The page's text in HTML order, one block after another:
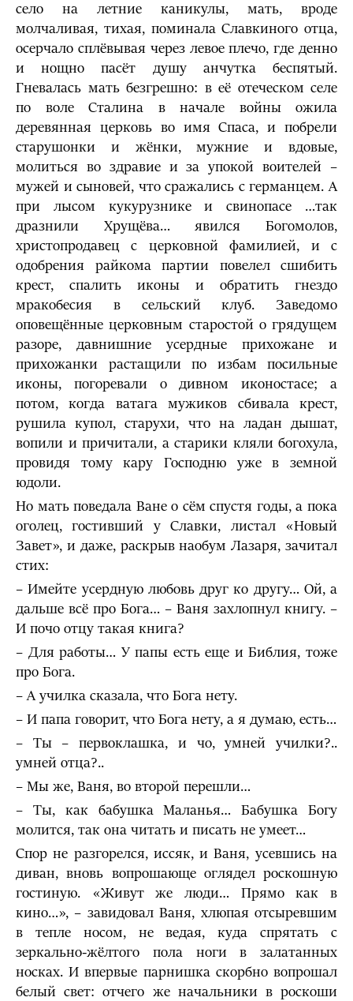
село на летние каникулы, мать, вроде
молчаливая, тихая, поминала Славкиного отца,
осерчало сплёвывая через левое плечо, где денно
и нощно пасёт душу анчутка беспятый.
Гневалась мать безгрешно: в её отеческом селе
по воле Сталина в начале войны ожила
деревянная церковь во имя Спаса, и побрели
старушонки и жёнки, мужние и вдовые,
молиться во здравие и за упокой воителей –
мужей и сыновей, что сражались с германцем. А
при лысом кукурузнике и свинопасе …так
дразнили Хрущёва… явился Богомолов,
христопродавец с церковной фамилией, и с
одобрения райкома партии повелел сшибить
крест, спалить иконы и обратить гнездо
мракобесия в сельский клуб. Заведомо
оповещённые церковным старостой о грядущем
разоре, давнишние усердные прихожане и
прихожанки растащили по избам посильные
иконы, погоревали о дивном иконостасе; а
потом, когда ватага мужиков сбивала крест,
рушила купол, старухи, что на ладан дышат,
вопили и причитали, а старики кляли богохула,
провидя тому кару Господню уже в земной
юдоли.
Но мать поведала Ване о сём спустя годы, а пока
оголец, гостивший у Славки, листал «Новый
Завет», и даже, раскрыв наобум Лазаря, зачитал
стих:
– Имейте усердную любовь друг ко другу… Ой, а
дальше всё про Бога… – Ваня захлопнул книгу. –
И почо отцу такая книга?
– Для работы… У папы есть еще и Библия, тоже
про Бога.
– А училка сказала, что Бога нету.
– И папа говорит, что Бога нету, а я думаю, есть…
– Ты – первоклашка, и чо, умней училки?..
умней отца?..
– Мы же, Ваня, во второй перешли…
– Ты, как бабушка Маланья… Бабушка Богу
молится, так она читать и писать не умеет…
Спор не разгорелся, иссяк, и Ваня, усевшись на
диван, вновь вопрошающе оглядел роскошную
гостиную. «Живут же люди… Прямо как в
кино…», – завидовал Ваня, хлюпая отсыревшим
в тепле носом, не ведая, куда спрятать с
зеркально-жёлтого пола ноги в залатанных
носках. И впервые парнишка скорбно вопрошал
белый свет: отчего же начальники в роскоши